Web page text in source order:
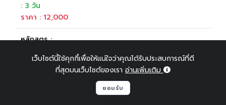
: 3 วัน
ราคา : 12,000
หลักสูตร :
(อบรมพร้อม
เว็บไซต์นี้ใช้คุกกี้เพื่อให้แน่ใจว่าคุณได้รับประสบการณ์ที่ดี
ที่สุดบนเว็บไซต์ของเรา อ่านเพิ่มเติม
ยอมรับ